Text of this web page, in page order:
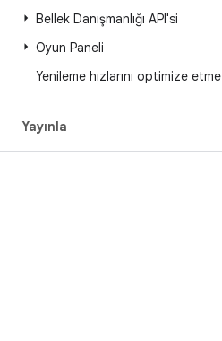
Bellek Danışmanlığı API'si
Oyun Paneli
Yenileme hızlarını optimize etme
Yayınla